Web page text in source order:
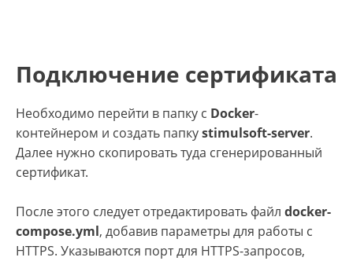
Подключение сертификата
Необходимо перейти в папку с Docker-
контейнером и создать папкуstimulsoft-server.
Далее нужно скопировать туда сгенерированный
сертификат.
После этого следует отредактировать файл docker-
compose.yml, добавив параметры для работы с
HTTPS. Указываются порт для HTTPS-запросов,